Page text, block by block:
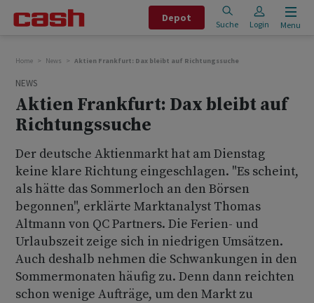
Depot
Suche Login Menu
Home News Aktien Frankfurt: Dax bleibt auf Richtungssuche
NEWS
Aktien Frankfurt: Dax bleibt auf
Richtungssuche
Der deutsche Aktienmarkt hat am Dienstag
keine klare Richtung eingeschlagen. "Es scheint,
als hätte das Sommerloch an den Börsen
begonnen", erklärte Marktanalyst Thomas
Altmann von QC Partners. Die Ferien- und
Urlaubszeit zeige sich in niedrigen Umsätzen.
Auch deshalb nehmen die Schwankungen in den
Sommermonaten häufig zu. Denn dann reichten
schon wenige Aufträge, um den Markt zu